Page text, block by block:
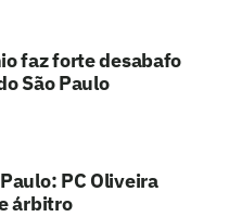
faz forte desabafo
São Paulo
PC Oliveira
árbitro